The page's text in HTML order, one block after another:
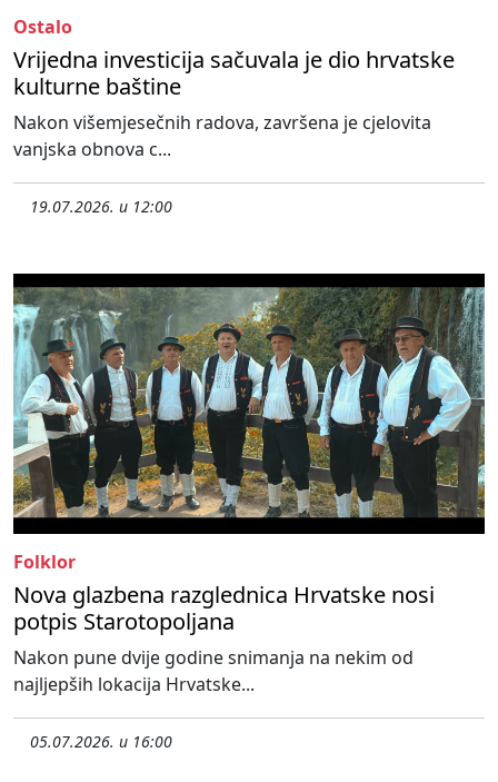
Ostalo
Vrijedna investicija sačuvala je dio hrvatske
kulturne baštine
Nakon višemjesečnih radova, završena je cjelovita
vanjska obnova c...
19.07.2026. u 12:00
Folklor
Nova glazbena razglednica Hrvatske nosi
potpis Starotopoljana
Nakon pune dvije godine snimanja na nekim od
najljepših lokacija Hrvatske...
05.07.2026. u 16:00